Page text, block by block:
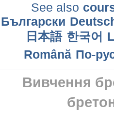
See also
Български
日本語 한국어
Română По-
Вивчення